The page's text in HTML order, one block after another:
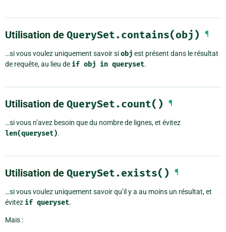
Utilisation de QuerySet.contains(obj) ¶
…si vous voulez uniquement savoir siobj est présent dans le résultat
de requête, au lieu de if obj in queryset.
Utilisation de QuerySet.count() ¶
…si vous n’avez besoin que du nombre de lignes, et évitez
len(queryset).
Utilisation de QuerySet.exists() ¶
…si vous voulez uniquement savoir qu’il y a au moins un résultat, et
évitez if queryset.
Mais :